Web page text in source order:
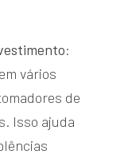
:
vários
de
Isso ajuda